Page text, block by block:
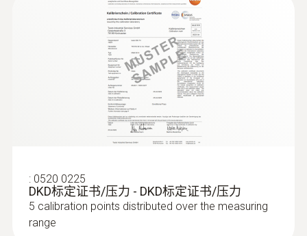
: 0520 0225
DKD标定证书/压力 - DKD标定证书/压力
5 calibration points distributed over the measuring
range